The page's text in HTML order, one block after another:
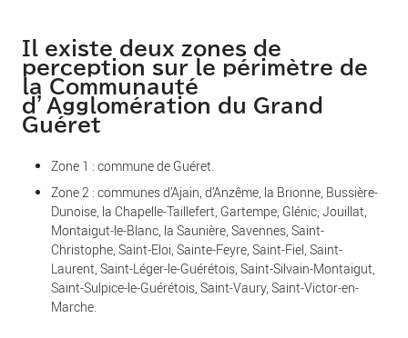
Il existe deux zones de
perception sur le périmètre de
la Communauté
d’Agglomération du Grand
Guéret
Zone 1 : commune de Guéret.
Zone 2 : communes d’Ajain, d’Anzême, la Brionne, Bussière-
Dunoise, la Chapelle-Taillefert, Gartempe, Glénic, Jouillat,
Montaigut-le-Blanc, la Saunière, Savennes, Saint-
Christophe, Saint-Eloi, Sainte-Feyre, Saint-Fiel, Saint-
Laurent, Saint-Léger-le-Guérétois, Saint-Silvain-Montaigut,
Saint-Sulpice-le-Guérétois, Saint-Vaury, Saint-Victor-en-
Marche.